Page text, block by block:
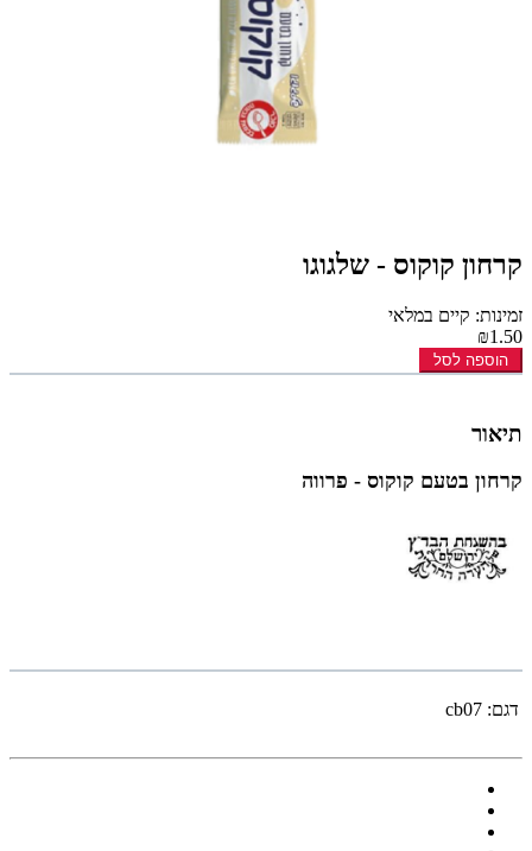
קרחון קוקוס - שלגוגו
זמינות: קיים במלאי
₪1.50
הוספה לסל
תיאור
קרחון בטעם קוקוס - פרווה
דגם: cb07